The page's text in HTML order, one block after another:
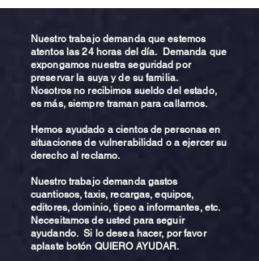
Nuestro trabajo demanda que estemos
atentos las 24 horas del día. Demanda que
expongamos nuestra seguridad por
preservar la suya y de su familia.
Nosotros no recibimos sueldo del estado,
es más, siempre traman para callarnos.
Hemos ayudado a cientos de personas en
situaciones de vulnerabilidad o a ejercer su
derecho al reclamo.
Nuestro trabajo demanda gastos
cuantiosos, taxis, recargas, equipos,
editores, dominio, tipeo a informantes, etc.
Necesitamos de usted para seguir
ayudando. Si lo desea hacer, por favor
aplaste botón QUIERO AYUDAR.